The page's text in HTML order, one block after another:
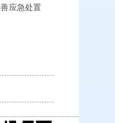
应急处置